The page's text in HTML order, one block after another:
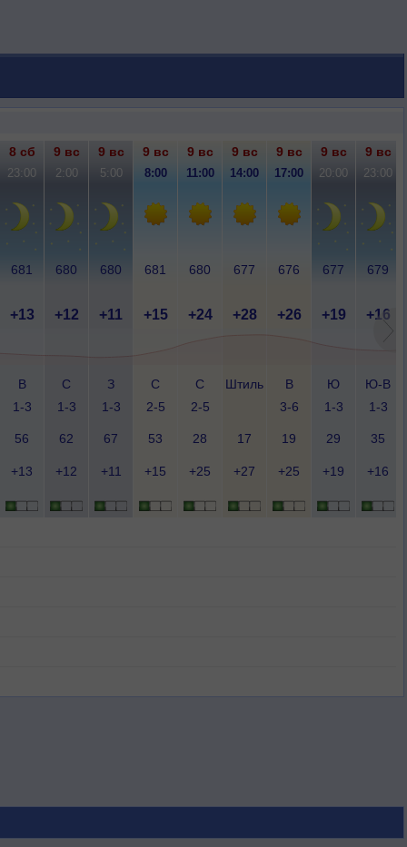
8 сб 9 вс 9 вс 9 вс 9 вс 9 вс 9 вс 9 вс 9 вс
23:00 2:00 5:00 8:00 11:00 14:00 17:00 20:00 23:00
681 680 680 681 680 677 676 677 679
+13 +12 +11 +15 +24 +28 +26 +19 +16
В
1-3
С
1-3
З
1-3
С
2-5
С
2-5
Штиль
В
3-6
Ю
1-3
Ю-В
1-3
56 62 67 53 28 17 19 29 35
+13 +12 +11 +15 +25 +27 +25 +19 +16